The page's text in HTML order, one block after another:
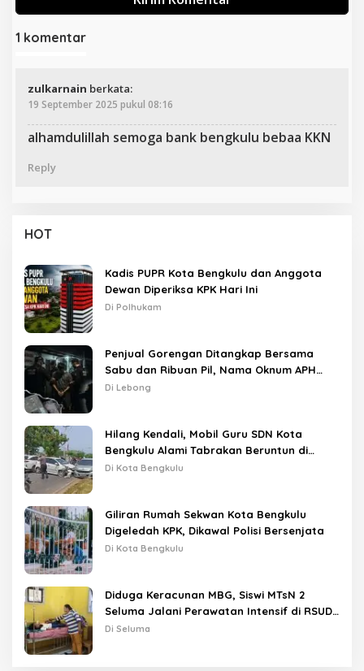
1 komentar
zulkarnain berkata:
19 September 2025 pukul 08:16
alhamdulillah semoga bank bengkulu bebaa KKN
Reply
HOT
Kadis PUPR Kota Bengkulu dan Anggota
Dewan Diperiksa KPK Hari Ini
Di Polhukam
Penjual Gorengan Ditangkap Bersama
Sabu dan Ribuan Pil, Nama Oknum APH
Disebut Saat Interogasi
Di Lebong
Hilang Kendali, Mobil Guru SDN Kota
Bengkulu Alami Tabrakan Beruntun di
Lampu Merah
Di Kota Bengkulu
Giliran Rumah Sekwan Kota Bengkulu
Digeledah KPK, Dikawal Polisi Bersenjata
Di Kota Bengkulu
Diduga Keracunan MBG, Siswi MTsN 2
Seluma Jalani Perawatan Intensif di RSUD
Tais
Di Seluma